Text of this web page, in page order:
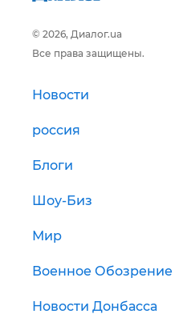
© 2026, Диалог.ua
Все права защищены.
Новости
россия
Блоги
Шоу-Биз
Мир
Военное Обозрение
Новости Донбасса